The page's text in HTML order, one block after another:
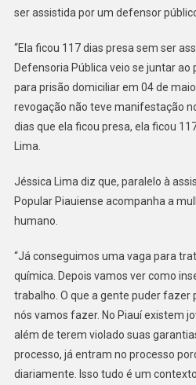
ser assistida por um defensor
“Ela ficou 117 dias presa sem ser
Defensoria Pública veio se juntar ao
para prisão domiciliar em 04 de
revogação não teve manifestação
dias que ela ficou presa, ela ficou
Lima.
Jéssica Lima diz que, paralelo à
Popular Piauiense acompanha a
humano.
“Já conseguimos uma vaga para
química. Depois vamos ver como
trabalho. O que a gente puder fazer
nós vamos fazer. No Piauí existem
além de terem violado suas
processo, já entram no processo
diariamente. Isso tudo é um